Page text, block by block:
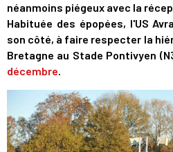
néanmoins piégeux avec la
Habituée des épopées, l'US
son côté, à faire respecter la
Bretagne au Stade Pontivyen
décembre.